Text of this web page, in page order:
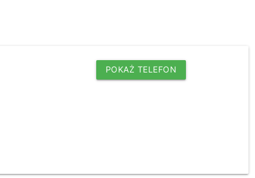
POKAŻ TELEFON